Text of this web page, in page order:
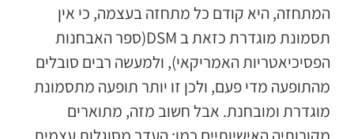
המתחזה, היא קודם כל מתחזה בעצמה, כי אין
תסמונת מוגדרת כזאת ב DSM(ספר האבחנות
הפסיכיאטריות האמריקאי), ולמעשה רבים סובלים
מהתופעה מדי פעם, ולכן זו יותר תופעה מתסמונת
מוגדרת ומובחנת. אבל חשוב מזה, מתוארים